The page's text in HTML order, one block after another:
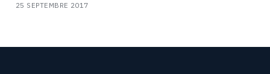
25 SEPTEMBRE 2017